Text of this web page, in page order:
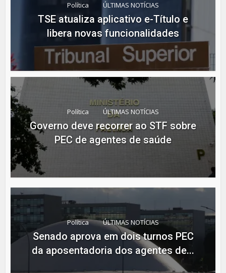
Política ÚLTIMAS NOTÍCIAS
TSE atualiza aplicativo e-Título e
libera novas funcionalidades
Política ÚLTIMAS NOTÍCIAS
Governo deve recorrer ao STF sobre
PEC de agentes de saúde
Política ÚLTIMAS NOTÍCIAS
Senado aprova em dois turnos PEC
da aposentadoria dos agentes de...